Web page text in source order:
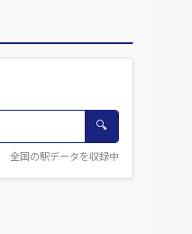
🔍
全国の駅データを収録中